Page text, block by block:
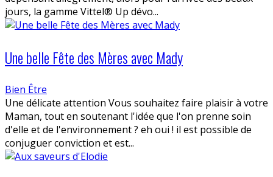
jours, la gamme Vittel® Up dévo...
Une belle Fête des Mères avec Mady
Bien Être
Une délicate attention Vous souhaitez faire plaisir à votre
Maman, tout en soutenant l'idée que l'on prenne soin
d'elle et de l'environnement ? eh oui ! il est possible de
conjuguer conviction et est...